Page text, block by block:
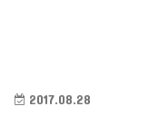
2017.08.28